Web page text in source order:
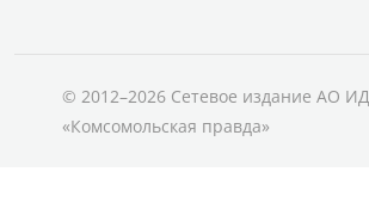
© 2012–2026 Сетевое издание АО ИД
«Комсомольская правда»